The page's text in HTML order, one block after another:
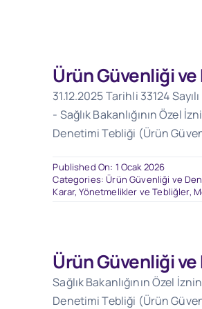
Ürün Güvenliği
31.12.2025 Tarihli 33124
- Sağlık Bakanlığının Özel
Denetimi Tebliği (Ürün
Published On: 1 Ocak 2026
Categories: Ürün Güvenliği ve
Karar, Yönetmelikler ve Tebliğler,
Ürün Güvenliği
Sağlık Bakanlığının Özel
Denetimi Tebliği (Ürün